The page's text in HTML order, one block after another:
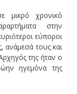
μικρό χρονικό
στην
εύποροι
ανάμεσά τους και
της ήταν ο
ηγεμόνα της